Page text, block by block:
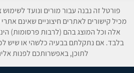
פורטל זה נבנה עבור מורים ונועד
מכיל קישורים לאתרים חיצוניים שאינם
אלה וכל המוצג בהם (לרבות פרסומות)
בלבד. אם נתקלתם בבעיה כלשהי או שיש
לתוכן, באפשרותכם לפנות